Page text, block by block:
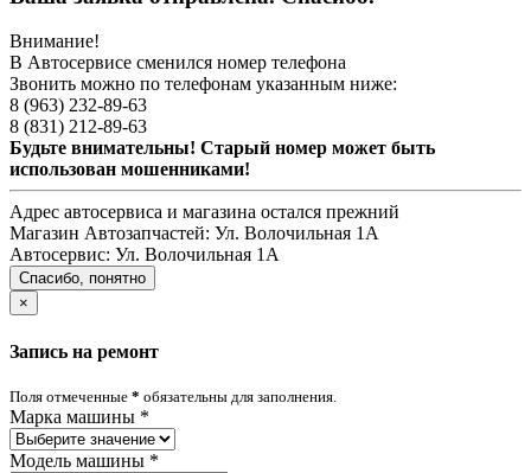
Внимание!
В Автосервисе сменился номер телефона
Звонить можно по телефонам указанным ниже:
8 (963) 232-89-63
8 (831) 212-89-63
Будьте внимательны! Старый номер может быть
использован мошенниками!
Адрес автосервиса и магазина остался прежний
Магазин Автозапчастей: Ул. Волочильная 1А
Автосервис: Ул. Волочильная 1А
Спасибо, понятно
×
Запись на ремонт
Поля отмеченные * обязательны для заполнения.
Марка машины *
Модель машины *